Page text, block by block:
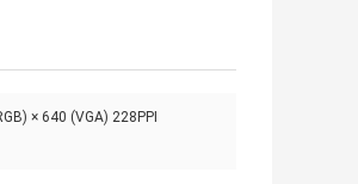
× 640 (VGA) 228PPI